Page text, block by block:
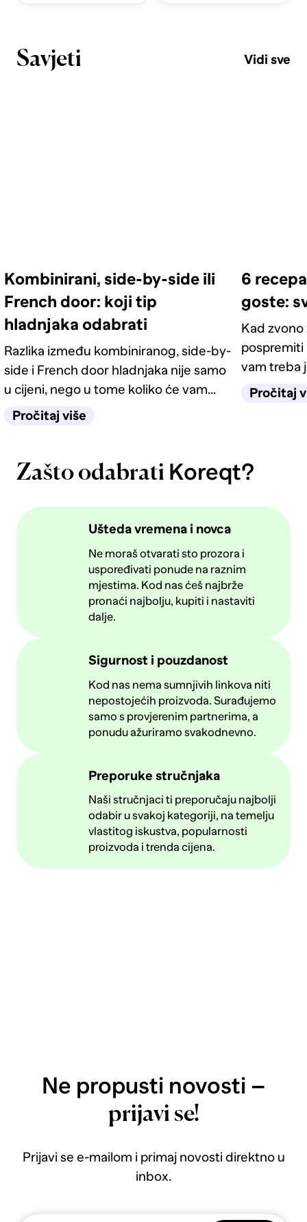
Savjeti Vidi sve
Kombinirani, side-by-side ili
French door: koji tip
hladnjaka odabrati
Razlika između kombiniranog, side-by-
side i French door hladnjaka nije samo
u cijeni, nego u tome koliko će vam
život u kuhinji biti jednostavan
Pročitaj više
6
goste:
Kad
pospremiti
vam treba
ideja koje
Pročitaj
Zašto odabrati Koreqt?
Ušteda vremena i novca
Ne moraš otvarati sto prozora i
uspoređivati ponude na raznim
mjestima. Kod nas ćeš najbrže
pronaći najbolju, kupiti i nastaviti
dalje.
Sigurnost i pouzdanost
Kod nas nema sumnjivih linkova niti
nepostojećih proizvoda. Surađujemo
samo s provjerenim partnerima, a
ponudu ažuriramo svakodnevno.
Preporuke stručnjaka
Naši stručnjaci ti preporučaju najbolji
odabir u svakoj kategoriji, na temelju
vlastitog iskustva, popularnosti
proizvoda i trenda cijena.
Ne propusti novosti –
prijavi se!
Prijavi se e-mailom i primaj novosti direktno u
inbox.